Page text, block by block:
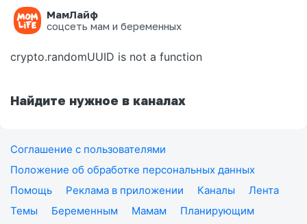
МамЛайф
соцсеть мам и беременных
Ошибка на странице
crypto.randomUUID is not a function
Найдите нужное в каналах
Соглашение с пользователями
Положение об обработке персональных данных
Помощь
Реклама в приложении Каналы
Лента
Темы
Беременным Мамам
Планирующим